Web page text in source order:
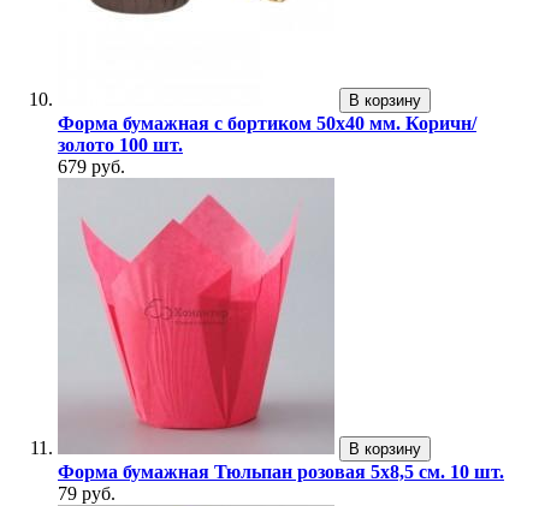
В корзину
Форма бумажная с бортиком 50х40 мм. Коричн/
золото 100 шт.
679 руб.
В корзину
Форма бумажная Тюльпан розовая 5х8,5 см. 10 шт.
79 руб.